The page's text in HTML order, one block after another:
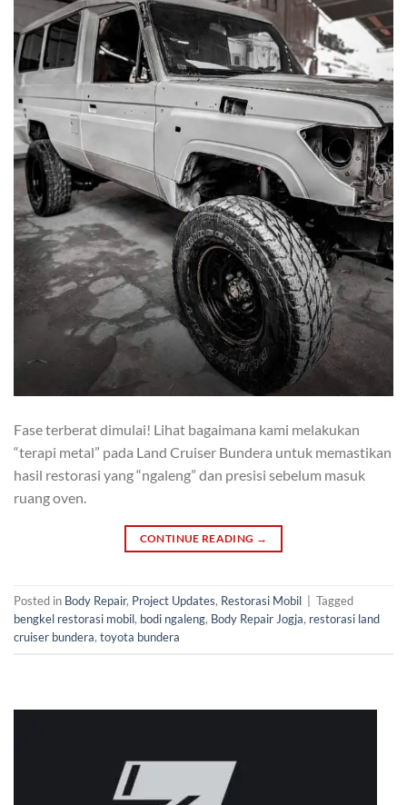
Fase terberat dimulai! Lihat bagaimana kami melakukan
“terapi metal” pada Land Cruiser Bundera untuk memastikan
hasil restorasi yang “ngaleng” dan presisi sebelum masuk
ruang oven.
CONTINUE READING →
Posted in Body Repair, Project Updates, Restorasi Mobil
Tagged
bengkel restorasi mobil, bodi ngaleng, Body Repair Jogja, restorasi land
cruiser bundera, toyota bundera